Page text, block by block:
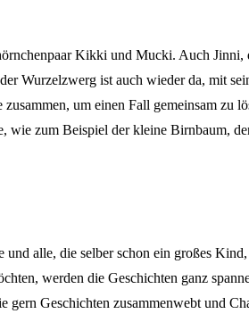
Kikki und Mucki. Auch Jinni,
Wurzelzwerg ist auch wieder da, mit
um einen Fall gemeinsam zu
wie zum Beispiel der kleine Birnbaum,
und alle, die selber schon ein großes
werden die Geschichten ganz
Geschichten zusammenwebt und